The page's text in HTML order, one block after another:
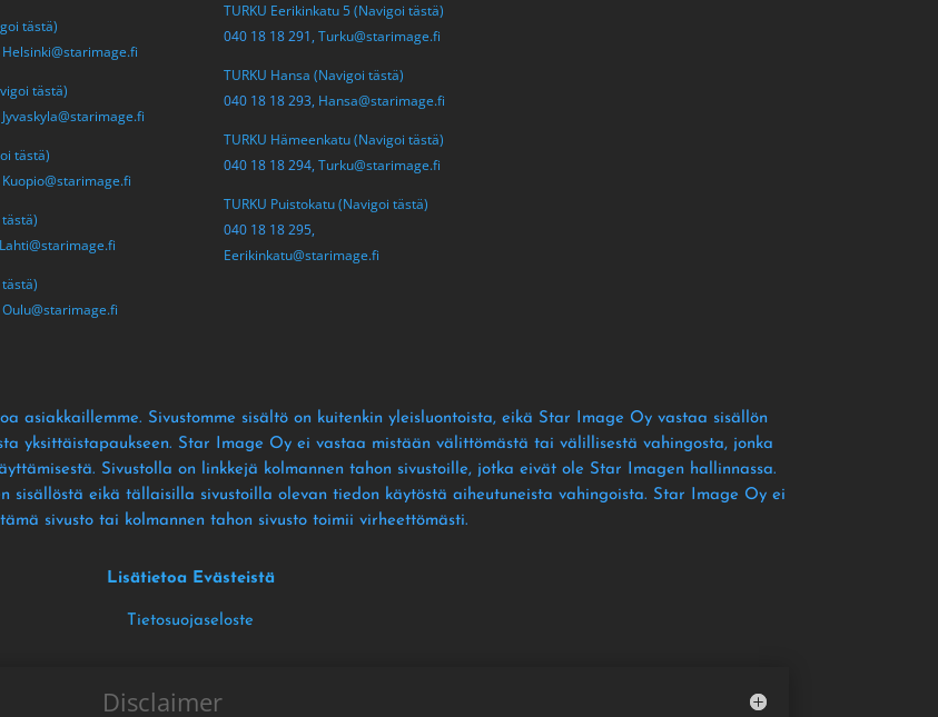
tästä)
Helsinki@starimage.fi
tästä)
Jyvaskyla@starimage.fi
tästä)
Kuopio@starimage.fi
Lahti@starimage.fi
Oulu@starimage.fi
TURKU Eerikinkatu 5 (Navigoi tästä)
040 18 18 291, Turku@starimage.fi
TURKU Hansa (Navigoi tästä)
040 18 18 293, Hansa@starimage.fi
TURKU Hämeenkatu (Navigoi tästä)
040 18 18 294, Turku@starimage.fi
TURKU Puistokatu (Navigoi tästä)
040 18 18 295,
Eerikinkatu@starimage.fi
asiakkaillemme. Sivustomme sisältö on kuitenkin yleisluontoista, eikä Star Image Oy vastaa sisällön
yksittäistapaukseen. Star Image Oy ei vastaa mistään välittömästä tai välillisestä vahingosta, jonka
. Sivustolla on linkkejä kolmannen tahon sivustoille, jotka eivät ole Star Imagen hallinnassa.
sisällöstä eikä tällaisilla sivustoilla olevan tiedon käytöstä aiheutuneista vahingoista. Star Image Oy ei
sivusto tai kolmannen tahon sivusto toimii virheettömästi.
Lisätietoa Evästeistä
Tietosuojaseloste
Disclaimer